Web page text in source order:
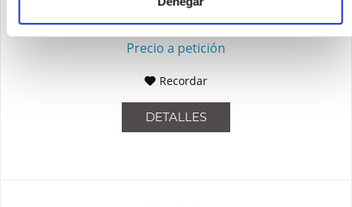
Maximale Datenübertragungsrate (5 GHz) 1200 Mbit/s 5 GHz Ja
Unterstützte Sicherheitsalgorithmen...
Precio a petición
Recordar
DETALLES